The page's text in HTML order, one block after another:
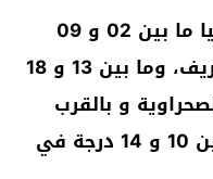
وستتراوح درجات الحرارة الدنيا ما بين 02 و 09
درجات بمرتفعات الأطلس والريف، وما بين 13 و 18
و بالقرب
من السواحل، و ستكون ما بين 10 و 14 درجة في